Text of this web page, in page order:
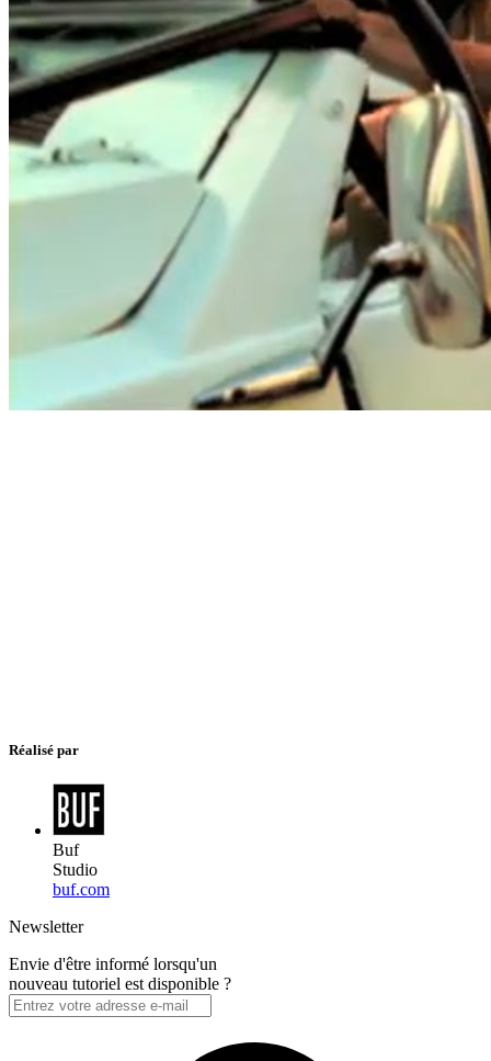
Réalisé par
Buf
Studio
buf.com
Newsletter
Envie d'être informé lorsqu'un
nouveau tutoriel est disponible ?